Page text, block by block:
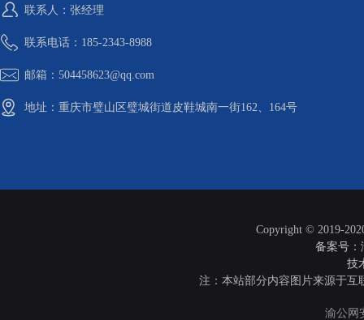
联系人：张经理
联系电话：185-2343-8988
邮箱：504458623@qq.com
地址：重庆市璧山区璧城街道皮鞋城南一街162、164号
Copyright © 2019-
备案号：
技
注：本站部分内容图片来源于
渝公网